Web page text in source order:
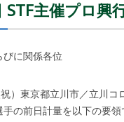
STF主催プロ興
びに関係各位
）東京都立川市／立川
の前日計量を以下の要領